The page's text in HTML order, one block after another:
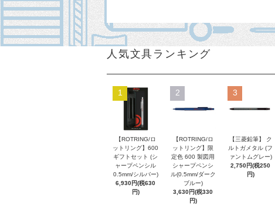
人気文具ランキング
1
【ROTRING/ロ
ットリング】600
ギフトセット (シ
ャープペンシル
0.5mm/シルバー)
6,930円(税630
円)
2
【ROTRING/ロ
ットリング】限
定色 600 製図用
シャープペンシ
ル(0.5mm/ダーク
ブルー)
3,630円(税330
円)
3
【三菱鉛筆】 ク
ルトガメタル (フ
ァントムグレー)
2,750円(税250
円)